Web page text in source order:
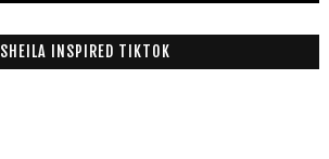
SHEILA INSPIRED TIKTOK